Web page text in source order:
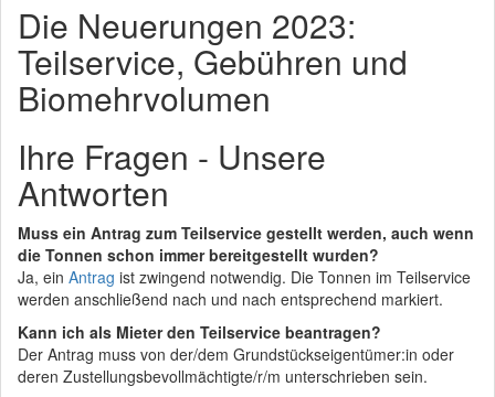
Die Neuerungen 2023:
Teilservice, Gebühren und
Biomehrvolumen
Ihre Fragen - Unsere
Antworten
Muss ein Antrag zum Teilservice gestellt werden, auch wenn
die Tonnen schon immer bereitgestellt wurden?
Ja, ein Antrag ist zwingend notwendig. Die Tonnen im Teilservice
werden anschließend nach und nach entsprechend markiert.
Kann ich als Mieter den Teilservice beantragen?
Der Antrag muss von der/dem Grundstückseigentümer:in oder
deren Zustellungsbevollmächtigte/r/m unterschrieben sein.